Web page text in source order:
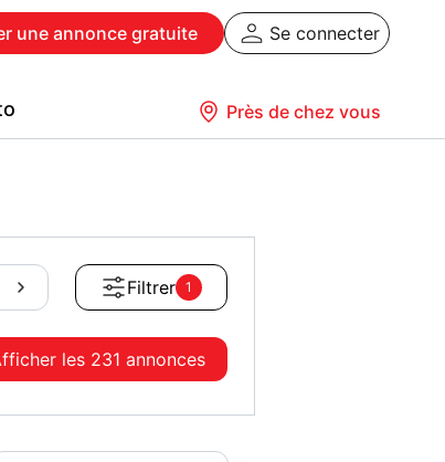
une annonce gratuite Se connecter
Près de chez vous
Filtrer 1
les 231 annonces